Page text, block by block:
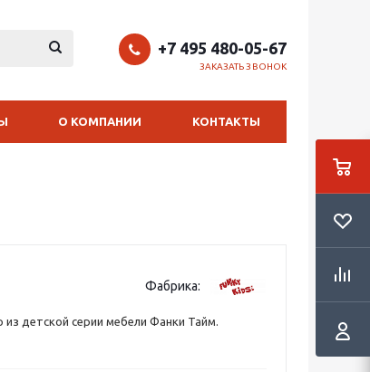
+7 495 480-05-67
ЗАКАЗАТЬ ЗВОНОК
О КОМПАНИИ КОНТАКТЫ
Фабрика:
из детской серии мебели Фанки Тайм.